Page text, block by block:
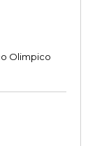
Olimpico